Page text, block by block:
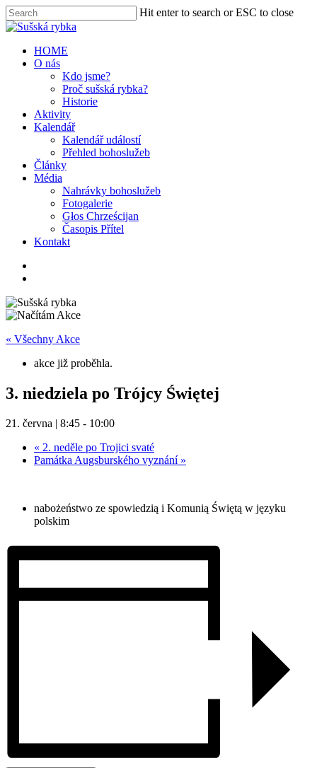
Hit enter to search or ESC to close
HOME
O nás
Kdo jsme?
Proč sušská rybka?
Historie
Aktivity
Kalendář
Kalendář událostí
Přehled bohoslužeb
Články
Média
Nahrávky bohoslužeb
Fotogalerie
Głos Chrześcijan
Časopis Přítel
Kontakt
« Všechny Akce
akce již proběhla.
3. niedziela po Trójcy Świętej
21. června | 8:45 - 10:00
« 2. neděle po Trojici svaté
Památka Augsburského vyznání »
nabożeństwo ze spowiedzią i Komunią Świętą w języku
polskim